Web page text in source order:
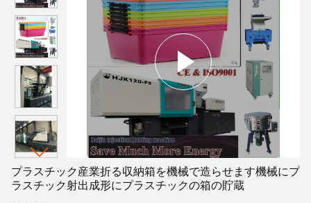
プラスチック産業折る収納箱を機械で造らせます機械にプ
ラスチック射出成形にプラスチックの箱の貯蔵